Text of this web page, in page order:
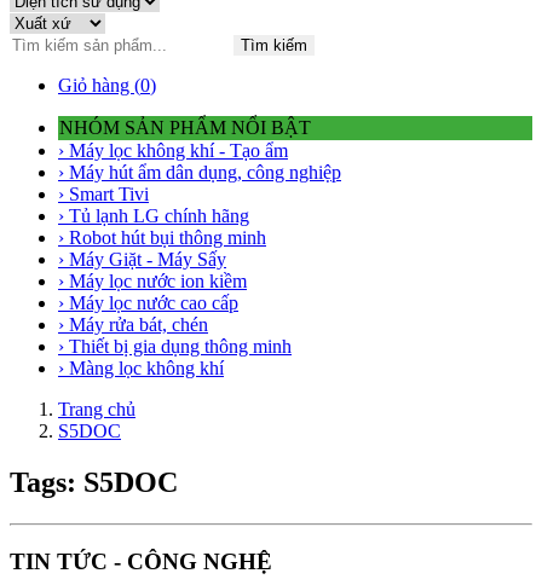
Tìm kiếm
Giỏ hàng (0)
NHÓM SẢN PHẨM NỔI BẬT
› Máy lọc không khí - Tạo ẩm
› Máy hút ẩm dân dụng, công nghiệp
› Smart Tivi
› Tủ lạnh LG chính hãng
› Robot hút bụi thông minh
› Máy Giặt - Máy Sấy
› Máy lọc nước ion kiềm
› Máy lọc nước cao cấp
› Máy rửa bát, chén
› Thiết bị gia dụng thông minh
› Màng lọc không khí
Trang chủ
S5DOC
Tags: S5DOC
TIN TỨC - CÔNG NGHỆ